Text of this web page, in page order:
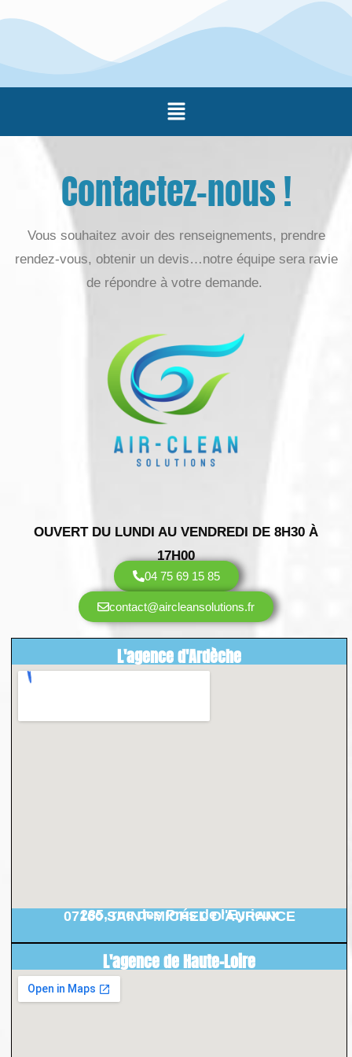
Contactez-nous !
Vous souhaitez avoir des renseignements, prendre
rendez-vous, obtenir un devis…notre équipe sera ravie
de répondre à votre demande.
OUVERT DU LUNDI AU VENDREDI DE 8H30 À
17H00
04 75 69 15 85
contact@aircleansolutions.fr
L'agence d'Ardèche
285, rue des Prés de l'Eyrieux
07160 SAINT-MICHEL D'AURANCE
L'agence de Haute-Loire